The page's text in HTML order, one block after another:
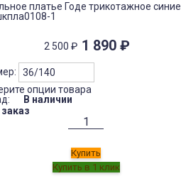
платье Годе трикотажное синие
1
2 500₽ 1 890₽
опции товара
В наличии
Купить